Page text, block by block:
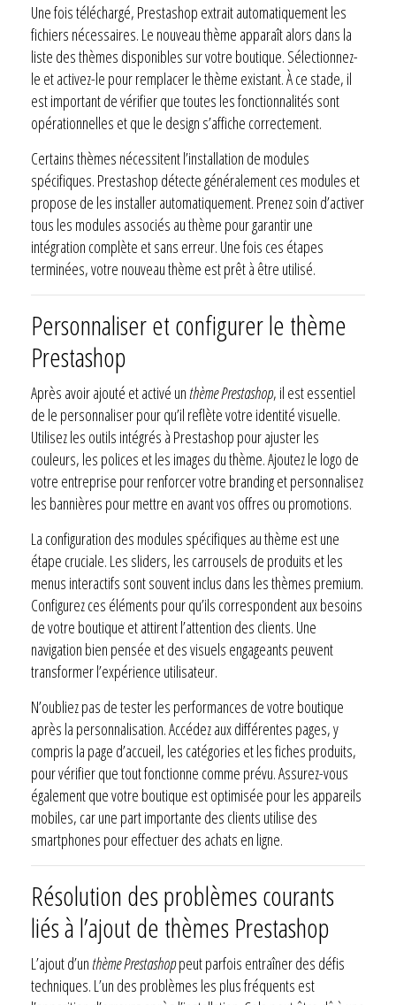
Une fois téléchargé, Prestashop extrait automatiquement les
fichiers nécessaires. Le nouveau thème apparaît alors dans la
liste des thèmes disponibles sur votre boutique. Sélectionnez-
le et activez-le pour remplacer le thème existant. À ce stade, il
est important de vérifier que toutes les fonctionnalités sont
opérationnelles et que le design s’affiche correctement.
Certains thèmes nécessitent l’installation de modules
spécifiques. Prestashop détecte généralement ces modules et
propose de les installer automatiquement. Prenez soin d’activer
tous les modules associés au thème pour garantir une
intégration complète et sans erreur. Une fois ces étapes
terminées, votre nouveau thème est prêt à être utilisé.
Personnaliser et configurer le thème
Prestashop
Après avoir ajouté et activé unthème Prestashop, il est essentiel
de le personnaliser pour qu’il reflète votre identité visuelle.
Utilisez les outils intégrés à Prestashop pour ajuster les
couleurs, les polices et les images du thème. Ajoutez le logo de
votre entreprise pour renforcer votre branding et personnalisez
les bannières pour mettre en avant vos offres ou promotions.
La configuration des modules spécifiques au thème est une
étape cruciale. Les sliders, les carrousels de produits et les
menus interactifs sont souvent inclus dans les thèmes premium.
Configurez ces éléments pour qu’ils correspondent aux besoins
de votre boutique et attirent l’attention des clients. Une
navigation bien pensée et des visuels engageants peuvent
transformer l’expérience utilisateur.
N’oubliez pas de tester les performances de votre boutique
après la personnalisation. Accédez aux différentes pages, y
compris la page d’accueil, les catégories et les fiches produits,
pour vérifier que tout fonctionne comme prévu. Assurez-vous
également que votre boutique est optimisée pour les appareils
mobiles, car une part importante des clients utilise des
smartphones pour effectuer des achats en ligne.
Résolution des problèmes courants
liés à l’ajout de thèmes Prestashop
L’ajout d’unthème Prestashoppeut parfois entraîner des défis
techniques. L’un des problèmes les plus fréquents est